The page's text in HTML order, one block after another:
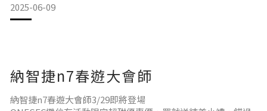
地址：438台中市外埔區二崁路700號
🕶️ 攤位位置：主舞台左側・ONESEC攤位別錯過！
✨ONESEC變色墨鏡試戴區！超多人現場試戴我們的秒變色墨
2025-06-09
納智捷n7春遊大會師
納智捷n7春遊大會師3/29即將登場